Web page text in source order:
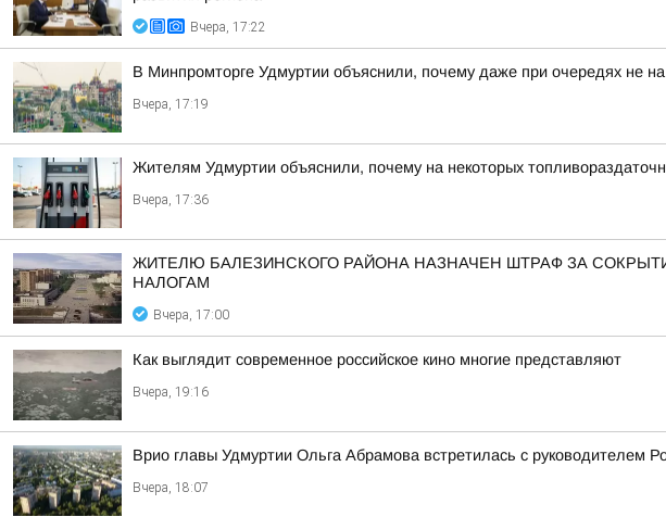
Вчера, 17:22
В Минпромторге Удмуртии объяснили, почему даже при очередях не
Вчера, 17:19
Жителям Удмуртии объяснили, почему на некоторых
Вчера, 17:36
ЖИТЕЛЮ БАЛЕЗИНСКОГО РАЙОНА НАЗНАЧЕН ШТРАФ ЗА
НАЛОГАМ
Вчера, 17:00
Как выглядит современное российское кино многие представляют
Вчера, 19:16
Врио главы Удмуртии Ольга Абрамова встретилась с руководителем
Вчера, 18:07